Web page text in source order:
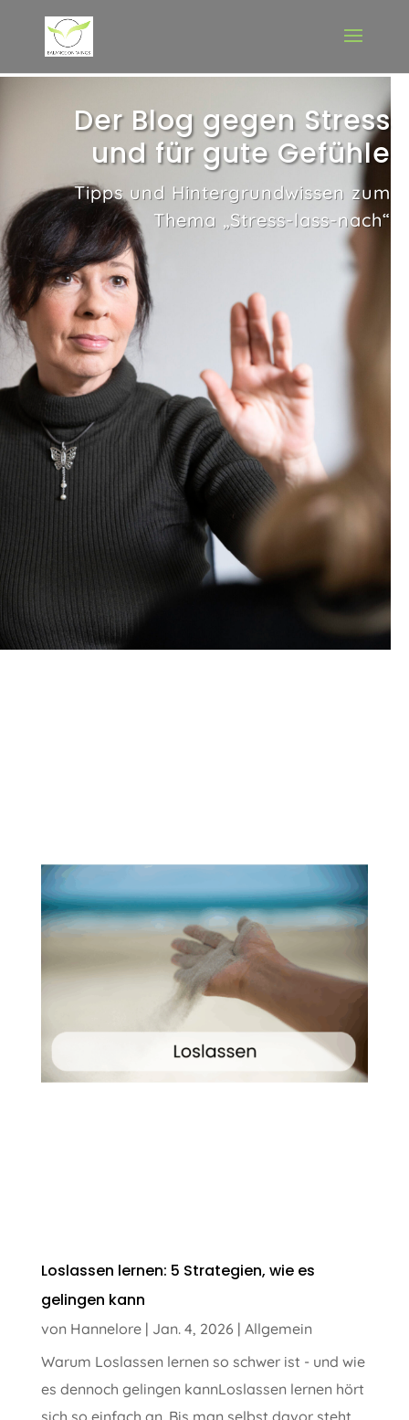
Der Blog gegen Stress
und für gute Gefühle
Tipps und Hintergrundwissen zum
Thema „Stress-lass-nach“
Loslassen lernen: 5 Strategien, wie es
gelingen kann
von Hannelore| Jan. 4, 2026 | Allgemein
Warum Loslassen lernen so schwer ist - und wie
es dennoch gelingen kannLoslassen lernen hört
sich so einfach an. Bis man selbst davor steht,